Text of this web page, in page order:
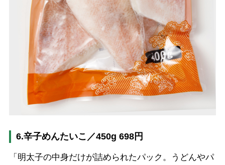
6.辛子めんたいこ／450g 698円
「明太子の中身だけが詰められたパック。うどんやパ